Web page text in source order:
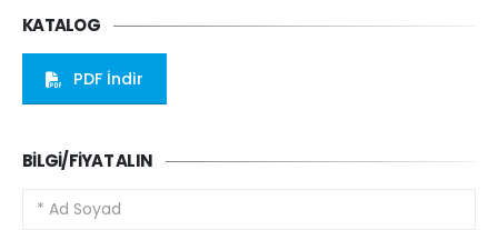
KATALOG
PDF İndir
BILGI/FIYAT ALIN